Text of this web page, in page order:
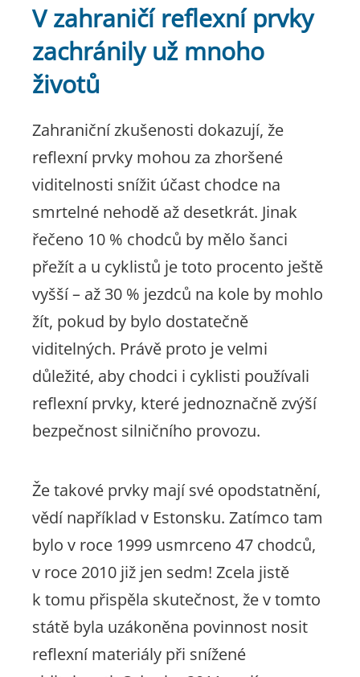
V zahraničí reflexní prvky
zachránily už mnoho
životů
Zahraniční zkušenosti dokazují, že
reflexní prvky mohou za zhoršené
viditelnosti snížit účast chodce na
smrtelné nehodě až desetkrát. Jinak
řečeno 10 % chodců by mělo šanci
přežít a u cyklistů je toto procento ještě
vyšší – až 30 % jezdců na kole by mohlo
žít, pokud by bylo dostatečně
viditelných. Právě proto je velmi
důležité, aby chodci i cyklisti používali
reflexní prvky, které jednoznačně zvýší
bezpečnost silničního provozu.
Že takové prvky mají své opodstatnění,
vědí například v Estonsku. Zatímco tam
bylo v roce 1999 usmrceno 47 chodců,
v roce 2010 již jen sedm! Zcela jistě
k tomu přispěla skutečnost, že v tomto
státě byla uzákoněna povinnost nosit
reflexní materiály při snížené